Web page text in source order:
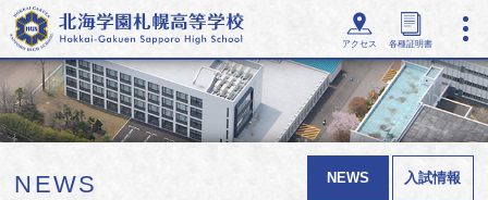
アクセス 各種証明書
NEWS NEWS 入試情報